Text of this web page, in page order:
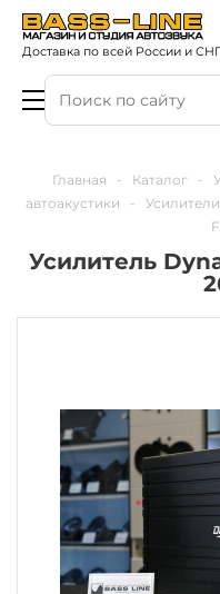
Доставка по всей России и СНГ
Главная - Каталог -
автоакустики
- Усилители
Усилитель